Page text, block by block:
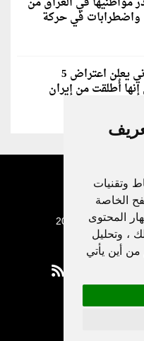
وتقنيات
الخاصة
المحتوى
، وتحليل
أين يأتي
واضطرابات في حركة
الجيش الأردني يعلن اعتراض 5
أُطلقت من إيران
- 2022